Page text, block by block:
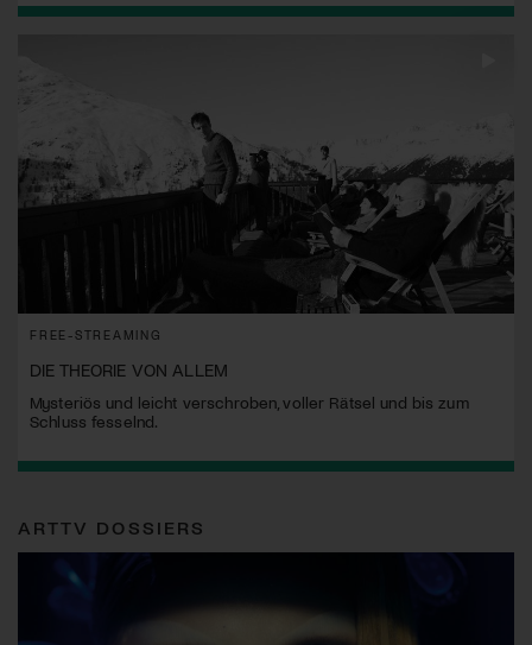
FREE-STREAMING
DIE THEORIE VON ALLEM
Mysteriös und leicht verschroben, voller Rätsel und bis zum
Schluss fesselnd.
ARTTV DOSSIERS